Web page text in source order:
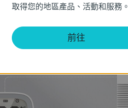
取得您的地區產品、活動和服務。
前往